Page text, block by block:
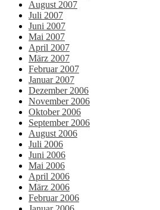
August 2007
Juli 2007
Juni 2007
Mai 2007
April 2007
März 2007
Februar 2007
Januar 2007
Dezember 2006
November 2006
Oktober 2006
September 2006
August 2006
Juli 2006
Juni 2006
Mai 2006
April 2006
März 2006
Februar 2006